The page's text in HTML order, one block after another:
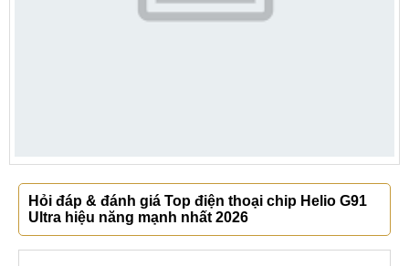
Hỏi đáp & đánh giá Top điện thoại chip Helio G91
Ultra hiệu năng mạnh nhất 2026